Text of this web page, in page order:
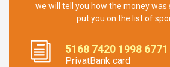
we will tell you how the money was
put you on the list of
5168 7420 1998 6771
PrivatBank card